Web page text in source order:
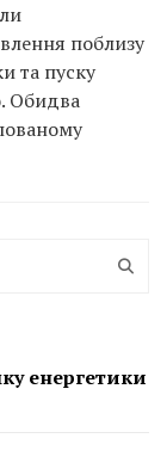
поблизу
та пуску
Обидва
енергетики